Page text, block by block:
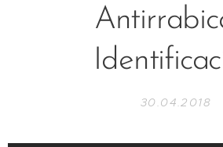
30.04.2018